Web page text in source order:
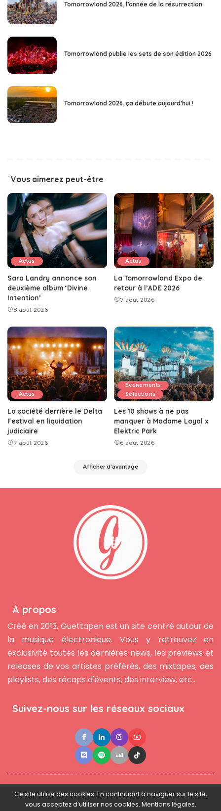
Tomorrowland 2026, l’année de la résurrection
Tomorrowland publie les sets de son édition 2026
Tomorrowland 2026, ça débute aujourd’hui !
Vous aimerez peut-être
Actus
Sara Landry annonce son
deuxième album ‘Divine
Intention’
8 août 2026
Actus
La Tomorrowland Expo de
retour à l’ADE 2026
7 août 2026
Actus
La société derrière le Delta
Festival en liquidation
judiciaire
7 août 2026
Événements
Sélections
Les 10 shows à ne pas
manquer à Madame Loyal x
Elektric Park
6 août 2026
Afficher d'avantage
À propos
Créé en 2013, Guettapen est un site centré autour de
la musique électronique. Vous y retrouvez en
exclusivité toutes les dernières news, les previews et
releases de vos artistes préférés, des mixtapes, des
playlists, des récaps d'évents, des interview, etc...
Suivez-nous sur les réseaux sociaux
Contact ●Newsletter ● L'équipe ● Mentions légales
Ce site utilise des cookies. En continuant à naviguer sur le site,
vous acceptez d’utiliser nos cookies. Mentions légales.